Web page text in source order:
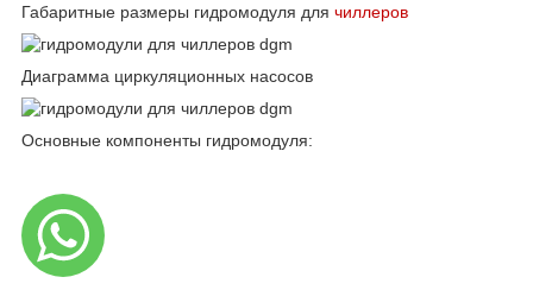
Габаритные размеры гидромодуля для чиллеров
Диаграмма циркуляционных насосов
Основные компоненты гидромодуля: